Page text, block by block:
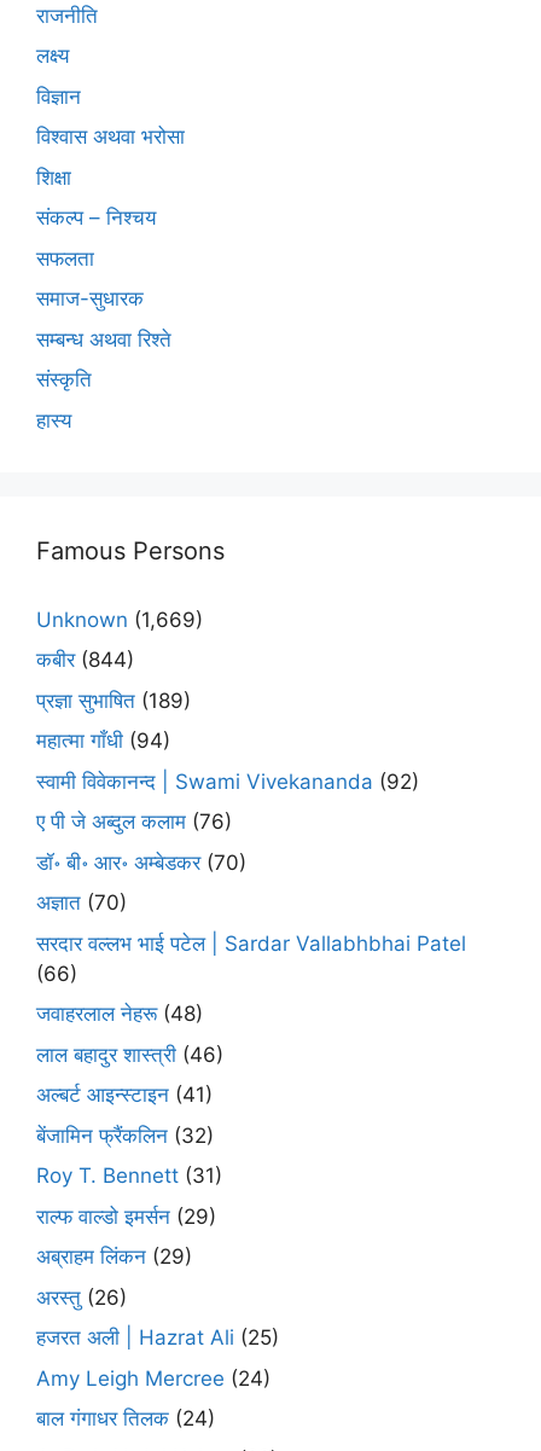
राजनीति
लक्ष्य
विज्ञान
विश्वास अथवा भरोसा
शिक्षा
संकल्प – निश्चय
सफलता
समाज-सुधारक
सम्बन्ध अथवा रिश्ते
संस्कृति
हास्य
Famous Persons
Unknown (1,669)
कबीर(844)
प्रज्ञा सुभाषित (189)
महात्मा गाँधी (94)
स्वामी विवेकानन्द | Swami Vivekananda (92)
ए पी जे अब्दुल कलाम (76)
डॉ॰ बी॰ आर॰ अम्बेडकर(70)
अज्ञात (70)
सरदार वल्लभ भाई पटेल | Sardar Vallabhbhai Patel
(66)
जवाहरलाल नेहरू(48)
लाल बहादुर शास्त्री (46)
अल्बर्ट आइन्स्टाइन (41)
बेंजामिन फ्रैंकलिन (32)
Roy T. Bennett (31)
राल्फ वाल्डो इमर्सन (29)
अब्राहम लिंकन (29)
अरस्तु (26)
हजरत अली | Hazrat Ali (25)
Amy Leigh Mercree (24)
बाल गंगाधर तिलक (24)